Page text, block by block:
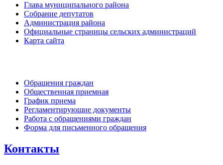
Глава муниципального района
Собрание депутатов
Администрация района
Официальные страницы сельских администраций
Карта сайта
Обращения граждан
Общественная приемная
График приема
Регламентирующие документы
Работа с обращениями граждан
Форма для письменного обращения
Контакты